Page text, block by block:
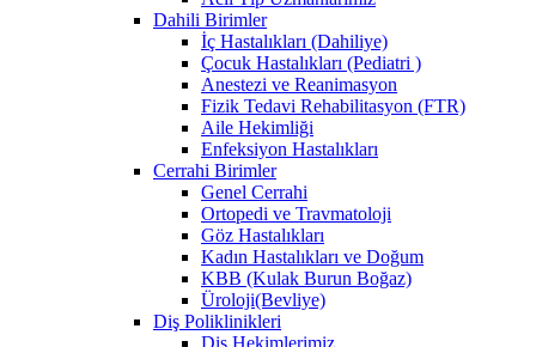
Dahili Birimler
İç Hastalıkları (Dahiliye)
Çocuk Hastalıkları (Pediatri )
Anestezi ve Reanimasyon
Fizik Tedavi Rehabilitasyon (FTR)
Aile Hekimliği
Enfeksiyon Hastalıkları
Cerrahi Birimler
Genel Cerrahi
Ortopedi ve Travmatoloji
Göz Hastalıkları
Kadın Hastalıkları ve Doğum
KBB (Kulak Burun Boğaz)
Üroloji(Bevliye)
Diş Poliklinikleri
Diş Hekimlerimiz